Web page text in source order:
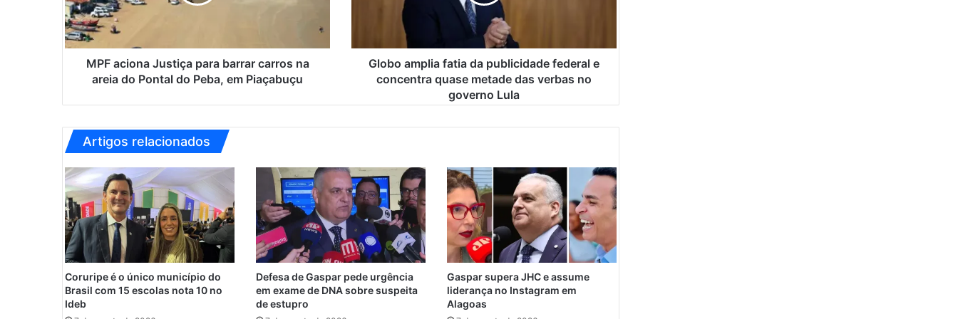
o
n
a
t
a
p
a
r
a
b
a
r
r
a
r
c
MPF aciona Justiça para barrar carros na
areia do Pontal do Peba, em Piaçabuçu
l
a
d
a
p
u
b
l
i
i
Globo amplia fatia da publicidade federal e
concentra quase metade das verbas no
governo Lula
Artigos relacionados
Coruripe é o único município do
Brasil com 15 escolas nota 10 no
Ideb
Defesa de Gaspar pede urgência
em exame de DNA sobre suspeita
de estupro
Gaspar supera JHC e assume
liderança no Instagram em
Alagoas